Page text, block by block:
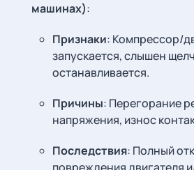
машинах):
Признаки: Компрессор/
запускается, слышен
останавливается.
Причины: Перегорание
напряжения, износ
Последствия: Полный